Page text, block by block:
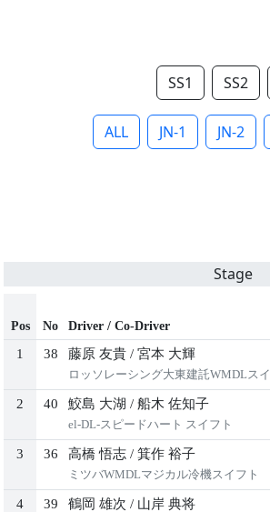
SS1 SS2
ALL JN-1 JN-2
Stage
Pos No Driver / Co-Driver
1 38 藤原 友貴 / 宮本 大輝
ロッソレーシング大東建託WMDLスイフト
2 40 鮫島 大湖 / 船木 佐知子
el-DL-スピードハート スイフト
3 36 高橋 悟志 / 箕作 裕子
ミツバWMDLマジカル冷機スイフト
4 39 鶴岡 雄次 / 山岸 典将